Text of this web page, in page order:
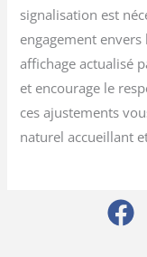
signalisation est
engagement
affichage actualisé
et encourage le
ces ajustements
naturel accueillant